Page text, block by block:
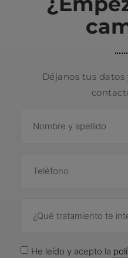
Déjanos tus
He leído y acepto la